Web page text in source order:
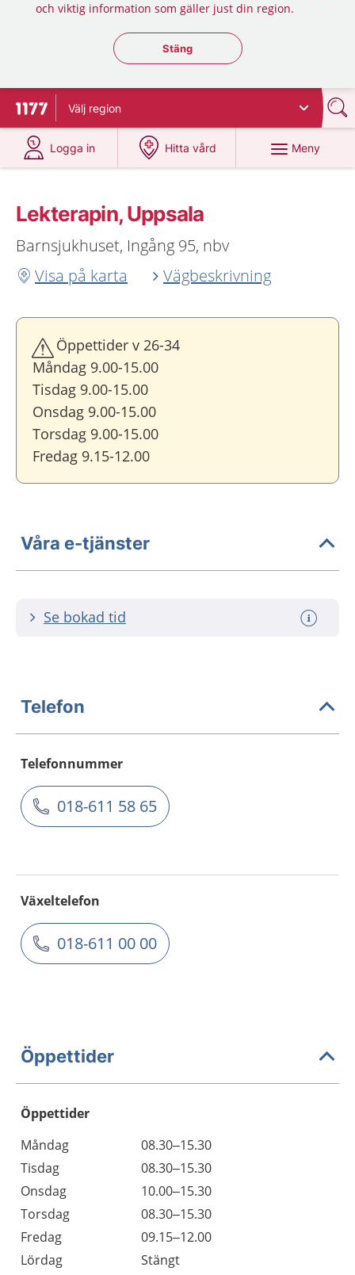
och viktig information som gäller just din region.
Stäng regionsväljaren
Stäng
Till startsidan för 1177
Välj region
Logga in
på 1177.se
Hitta vård
på 1177.se
Meny
Lekterapin, Uppsala
Barnsjukhuset, Ingång 95, nbv
Visa på karta
Vägbeskrivning
Öppettider v 26-34
Måndag 9.00-15.00
Tisdag 9.00-15.00
Onsdag 9.00-15.00
Torsdag 9.00-15.00
Fredag 9.15-12.00
Våra e-tjänster
Se bokad tid
Telefon
Telefonnummer
018-611 58 65
Växeltelefon
018-611 00 00
Öppettider
Öppettider
Dag
Öppettider
Kommentarer
Måndag
08.30–15.30
Tisdag
08.30–15.30
Onsdag
10.00–15.30
Torsdag
08.30–15.30
Fredag
09.15–12.00
Lördag
Stängt